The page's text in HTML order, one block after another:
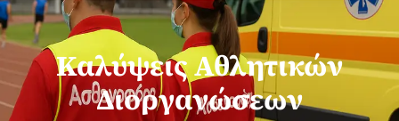
Καλύψεις Αθλητικών
Διοργανώσεων